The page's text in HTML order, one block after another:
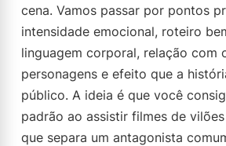
cena. Vamos passar por pontos
intensidade emocional, roteiro
linguagem corporal, relação com
personagens e efeito que a
público. A ideia é que você
padrão ao assistir filmes de
que separa um antagonista